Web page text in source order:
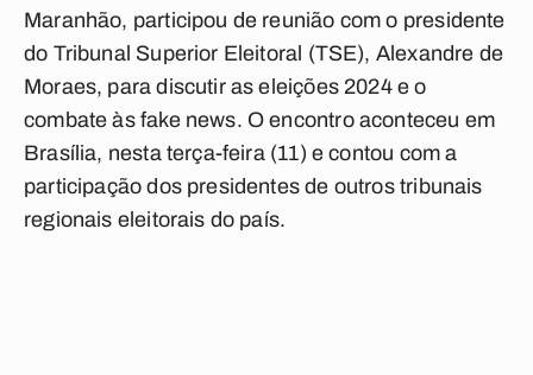
Maranhão, participou de reunião com o presidente
do Tribunal Superior Eleitoral (TSE), Alexandre de
Moraes, para discutir as eleições 2024 e o
combate às fake news. O encontro aconteceu em
Brasília, nesta terça-feira (11) e contou com a
participação dos presidentes de outros tribunais
regionais eleitorais do país.